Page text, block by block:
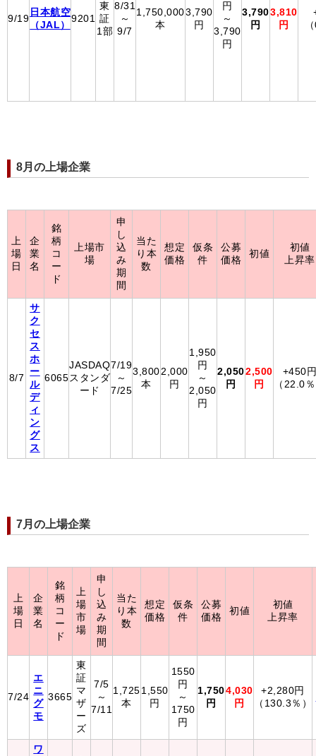
9/19
日本航空
（JAL）
9201
東
証
1部
8/31
～
9/7
1,750,000
本
3,790
円
円
～
3,790
円
3,790
円
3,810
円
8月の上場企業
上
場
日
企
業
名
銘
柄
コ
ー
ド
上場市
場
申
し
込
み
期
間
当た
り本
数
想定
価格
仮条
件
公募
価格
初値
初値
上昇率
8/7
サ
ク
セ
ス
ホ
ー
ル
デ
ィ
ン
グ
ス
6065
JASDAQ
スタンダ
ード
7/19
～
7/25
3,800
本
2,000
円
1,950
円
～
2,050
円
2,050
円
2,500
円
+450
（22.0
7月の上場企業
上
場
日
企
業
名
銘
柄
コ
ー
ド
上
場
市
場
申
し
込
み
期
間
当た
り本
数
想定
価格
仮条
件
公募
価格
初値
初値
上昇率
7/24
エ
ニ
グ
モ
3665
東
証
マ
ザ
ー
ズ
7/5
～
7/11
1,725
本
1,550
円
1550
円
～
1750
円
1,750
円
4,030
円
+2,280円
（130.3％）
ワ